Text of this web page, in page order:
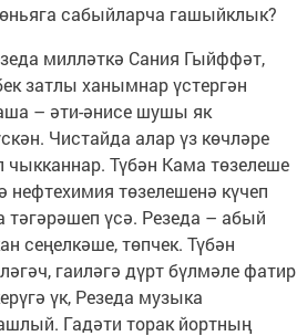
сабыйларча гашыйклык?
милләткә Сания Гыйффәт,
затлы ханымнар үстергән
– әти-әнисе шушы як
Чистайда алар үз көчләре
чыкканнар. Түбән Кама төзелеше
неф­техимия төзелешенә күчеп
тәгәрәшеп үсә. Резеда – абый
сеңелкәше, төпчек. Түбән
гаиләгә дүрт бүлмәле фатир
үк, Резеда музыка
Гадәти торак йортның